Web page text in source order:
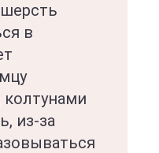
в
из-за